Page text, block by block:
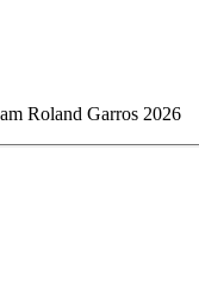
Roland Garros 2026